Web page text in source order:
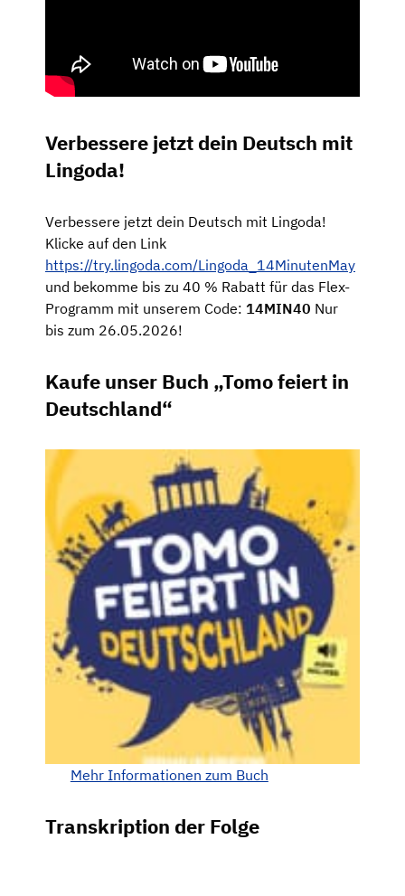
Verbessere jetzt dein Deutsch mit
Lingoda!
Verbessere jetzt dein Deutsch mit Lingoda!
Klicke auf den Link
https://try.lingoda.com/Lingoda_14MinutenMay
und bekomme bis zu 40 % Rabatt für das Flex-
Programm mit unserem Code: 14MIN40 Nur
bis zum 26.05.2026!
Kaufe unser Buch „Tomo feiert in
Deutschland“
Mehr Informationen zum Buch
Transkription der Folge